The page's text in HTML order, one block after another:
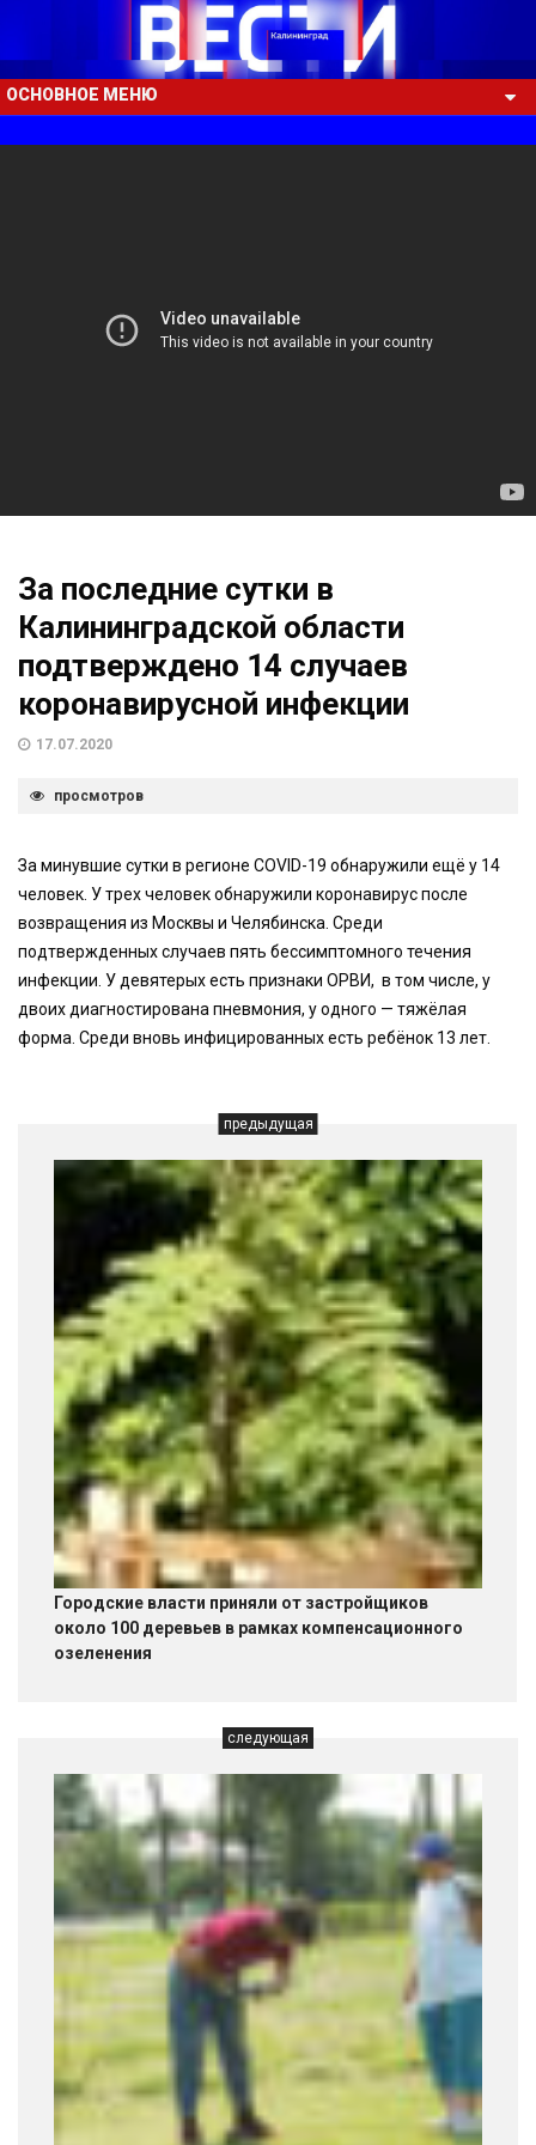
ОСНОВНОЕ МЕНЮ
За последние сутки в
Калининградской области
подтверждено 14 случаев
коронавирусной инфекции
17.07.2020
просмотров
За минувшие сутки в регионе COVID-19 обнаружили ещё у 14
человек. У трех человек обнаружили коронавирус после
возвращения из Москвы и Челябинска. Среди
подтвержденных случаев пять бессимптомного течения
инфекции. У девятерых есть признаки ОРВИ, в том числе, у
двоих диагностирована пневмония, у одного — тяжёлая
форма. Среди вновь инфицированных есть ребёнок 13 лет.
предыдущая
Городские власти приняли от застройщиков
около 100 деревьев в рамках компенсационного
озеленения
следующая